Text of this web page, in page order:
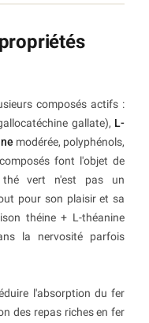
composés actifs :
gallate), L-
modérée, polyphénols,
font l'objet de
thé vert n'est pas un
pour son plaisir et sa
théine + L-théanine
la nervosité parfois
l'absorption du fer
des repas riches en fer